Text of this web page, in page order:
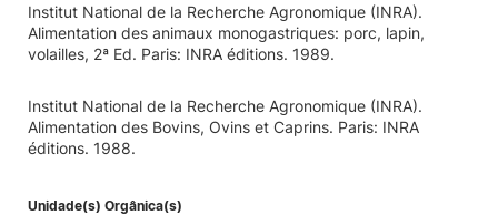
Institut National de la Recherche Agronomique (INRA).
Alimentation des animaux monogastriques: porc, lapin,
volailles, 2ª Ed. Paris: INRA éditions. 1989.
Institut National de la Recherche Agronomique (INRA).
Alimentation des Bovins, Ovins et Caprins. Paris: INRA
éditions. 1988.
Unidade(s) Orgânica(s)